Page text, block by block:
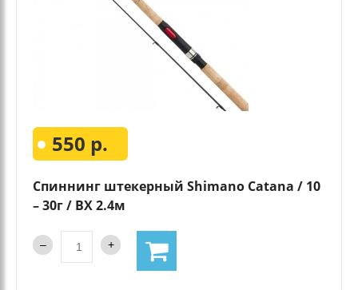
550 р.
Спиннинг штекерный Shimano Catana / 10
– 30г / BX 2.4м